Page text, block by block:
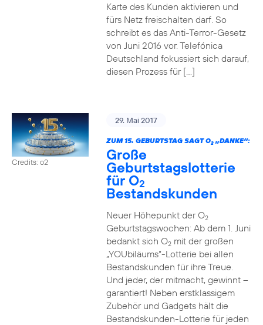
Karte des Kunden aktivieren und
fürs Netz freischalten darf. So
schreibt es das Anti-Terror-Gesetz
von Juni 2016 vor. Telefónica
Deutschland fokussiert sich darauf,
diesen Prozess für […]
Credits: o2
29. Mai 2017
ZUM 15. GEBURTSTAG SAGT O2„DANKE“:
Große
Geburtstagslotterie
für O2
Bestandskunden
Neuer Höhepunkt der O2
Geburtstagswochen: Ab dem 1. Juni
bedankt sich O2mit der großen
„YOUbiläums“-Lotterie bei allen
Bestandskunden für ihre Treue.
Und jeder, der mitmacht, gewinnt –
garantiert! Neben erstklassigem
Zubehör und Gadgets hält die
Bestandskunden-Lotterie für jeden